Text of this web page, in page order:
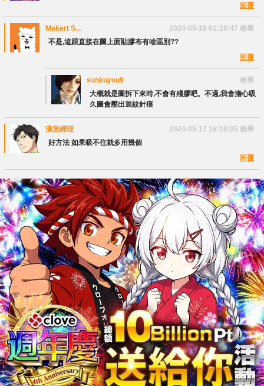
回覆
Makert S
JasTin
2024-05-18 01:18:47 檢舉
不是,這跟直接在圖上面貼膠布有啥區別??
回覆
sunkuyou9
檢舉
大概就是圖拆下來時,不會有殘膠吧。不過,我會擔心吸
久圖會壓出迴紋針痕
漢堡經理 2024-05-17 16:18:05 檢舉
好方法 如果吸不住就多用幾個
回覆